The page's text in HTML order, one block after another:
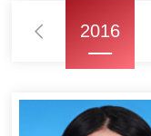
2017 2016